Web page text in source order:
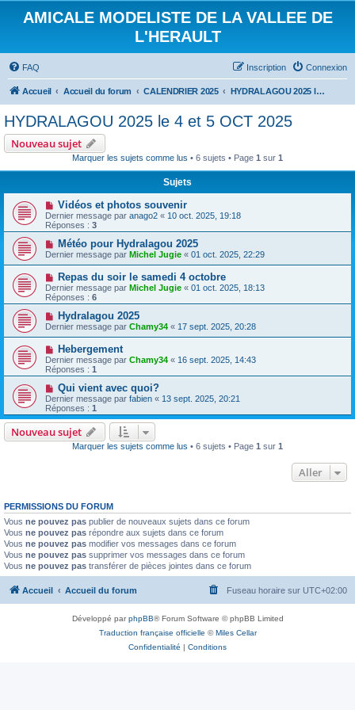
AMICALE MODELISTE DE LA VALLEE DE
L'HERAULT
FAQ Connexion
Inscription
Accueil Accueil du forum CALENDRIER 2025 HYDRALAGOU 2025 le 4 et 5 OCT 2025
HYDRALAGOU 2025 le 4 et 5 OCT 2025
Nouveau sujet
Marquer les sujets comme lus • 6 sujets • Page 1 sur 1
Sujets
Vidéos et photos souvenir
Dernier message par anago2 « 10 oct. 2025, 19:18
Réponses : 3
Météo pour Hydralagou 2025
Dernier message par Michel Jugie « 01 oct. 2025, 22:29
Repas du soir le samedi 4 octobre
Dernier message par Michel Jugie « 01 oct. 2025, 18:13
Réponses : 6
Hydralagou 2025
Dernier message par Chamy34 « 17 sept. 2025, 20:28
Hebergement
Dernier message par Chamy34 « 16 sept. 2025, 14:43
Réponses : 1
Qui vient avec quoi?
Dernier message par fabien « 13 sept. 2025, 20:21
Réponses : 1
Nouveau sujet
Marquer les sujets comme lus • 6 sujets • Page 1 sur 1
Aller
PERMISSIONS DU FORUM
Vous ne pouvez pas publier de nouveaux sujets dans ce forum
Vous ne pouvez pas répondre aux sujets dans ce forum
Vous ne pouvez pas modifier vos messages dans ce forum
Vous ne pouvez pas supprimer vos messages dans ce forum
Vous ne pouvez pas transférer de pièces jointes dans ce forum
Accueil Accueil du forum Fuseau horaire sur UTC+02:00
Développé parphpBB® Forum Software © phpBB Limited
Traduction française officielle ©Miles Cellar
Confidentialité | Conditions